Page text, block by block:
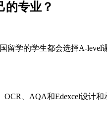
的专业？
留学的学生都会选择A-
、AQA和Edexcel设计